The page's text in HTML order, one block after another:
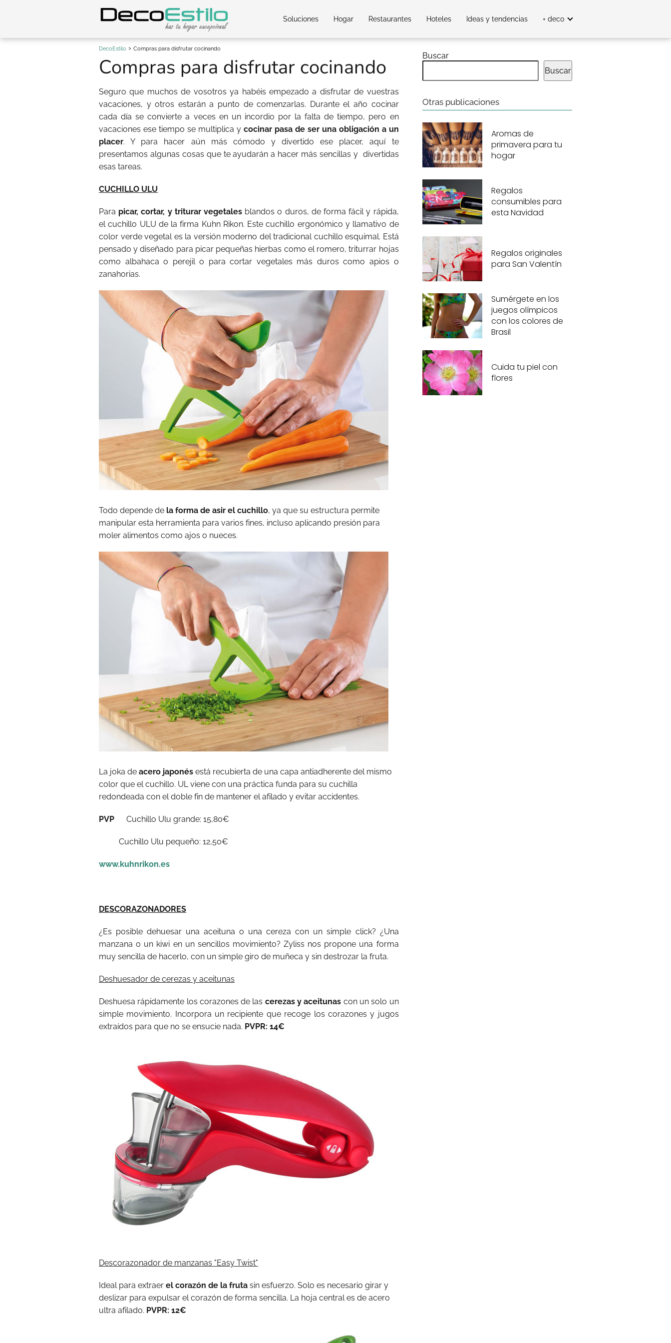
Soluciones Hogar Restaurantes Hoteles Ideas y tendencias + deco
DecoEstilo Compras para disfrutar cocinando
Compras para disfrutar cocinando
Seguro que muchos de vosotros ya habéis empezado a disfrutar de vuestras
vacaciones, y otros estarán a punto de comenzarlas. Durante el año cocinar
cada día se convierte a veces en un incordio por la falta de tiempo, pero en
vacaciones ese tiempo se multiplica y cocinar pasa de ser una obligación a un
placer. Y para hacer aún más cómodo y divertido ese placer, aquí te
presentamos algunas cosas que te ayudarán a hacer más sencillas y divertidas
esas tareas.
CUCHILLO ULU
Para picar, cortar, y triturar vegetales blandos o duros, de forma fácil y rápida,
el cuchillo ULU de la firma Kuhn Rikon. Este cuchillo ergonómico y llamativo de
color verde vegetal es la versión moderno del tradicional cuchillo esquimal. Está
pensado y diseñado para picar pequeñas hierbas como el romero, triturrar hojas
como albahaca o perejil o para cortar vegetales más duros como apios o
zanahorias.
Todo depende de la forma de asir el cuchillo, ya que su estructura permite
manipular esta herramienta para varios fines, incluso aplicando presión para
moler alimentos como ajos o nueces.
La joka de acero japonés está recubierta de una capa antiadherente del mismo
color que el cuchillo. UL viene con una práctica funda para su cuchilla
redondeada con el doble fin de mantener el afilado y evitar accidentes.
PVP Cuchillo Ulu grande: 15,80€
Cuchillo Ulu pequeño: 12,50€
www.kuhnrikon.es
DESCORAZONADORES
¿Es posible dehuesar una aceituna o una cereza con un simple click? ¿Una
manzana o un kiwi en un sencillos movimiento? Zyliss nos propone una forma
muy sencilla de hacerlo, con un simple giro de muñeca y sin destrozar la fruta.
Deshuesador de cerezas y aceitunas
Deshuesa rápidamente los corazones de las cerezas y aceitunas con un solo un
simple movimiento. Incorpora un recipiente que recoge los corazones y jugos
extraídos para que no se ensucie nada. PVPR: 14€
Descorazonador de manzanas "Easy Twist"
Ideal para extraer el corazón de la fruta sin esfuerzo. Solo es necesario girar y
deslizar para expulsar el corazón de forma sencilla. La hoja central es de acero
ultra afilado. PVPR: 12€
Buscar
Buscar
Otras publicaciones
Aromas de
primavera para tu
hogar
Regalos
consumibles para
esta Navidad
Regalos originales
para San Valentín
Sumérgete en los
juegos olímpicos
con los colores de
Brasil
Cuida tu piel con
flores